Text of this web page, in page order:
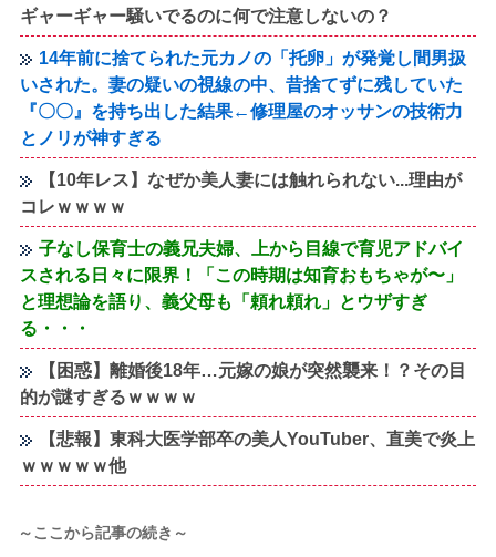
ギャーギャー騒いでるのに何で注意しないの？
14年前に捨てられた元カノの「托卵」が発覚し間男扱
いされた。妻の疑いの視線の中、昔捨てずに残していた
『〇〇』を持ち出した結果←修理屋のオッサンの技術力
とノリが神すぎる
【10年レス】なぜか美人妻には触れられない...理由が
コレｗｗｗｗ
子なし保育士の義兄夫婦、上から目線で育児アドバイ
スされる日々に限界！「この時期は知育おもちゃが〜」
と理想論を語り、義父母も「頼れ頼れ」とウザすぎ
る・・・
【困惑】離婚後18年…元嫁の娘が突然襲来！？その目
的が謎すぎるｗｗｗｗ
【悲報】東科大医学部卒の美人YouTuber、直美で炎上
ｗｗｗｗｗ他
～ここから記事の続き～